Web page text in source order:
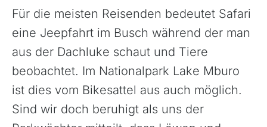
Für die meisten Reisenden bedeutet Safari
eine Jeepfahrt im Busch während der man
aus der Dachluke schaut und Tiere
beobachtet. Im Nationalpark Lake Mburo
ist dies vom Bikesattel aus auch möglich.
Sind wir doch beruhigt als uns der